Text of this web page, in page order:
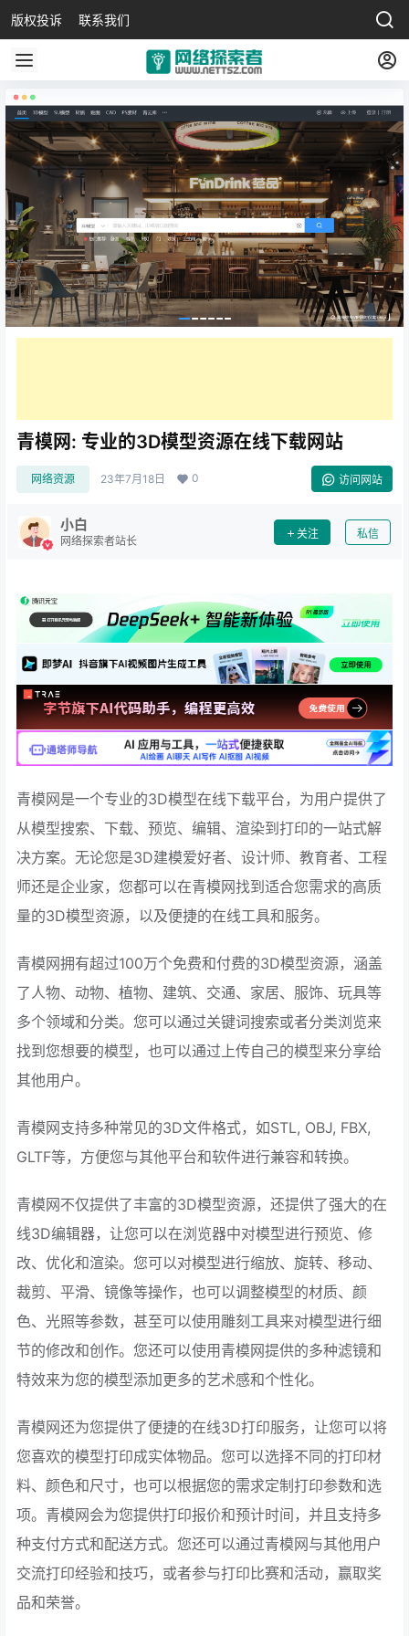
版权投诉 联系我们
青模网: 专业的3D模型资源在线下载网站
网络资源 23年7月18日 0 访问网站
小白
网络探索者站长
关注 私信
青模网是一个专业的3D模型在线下载平台，为用户提供了
从模型搜索、下载、预览、编辑、渲染到打印的一站式解
决方案。无论您是3D建模爱好者、设计师、教育者、工程
师还是企业家，您都可以在青模网找到适合您需求的高质
量的3D模型资源，以及便捷的在线工具和服务。
青模网拥有超过100万个免费和付费的3D模型资源，涵盖
了人物、动物、植物、建筑、交通、家居、服饰、玩具等
多个领域和分类。您可以通过关键词搜索或者分类浏览来
找到您想要的模型，也可以通过上传自己的模型来分享给
其他用户。
青模网支持多种常见的3D文件格式，如STL, OBJ, FBX,
GLTF等，方便您与其他平台和软件进行兼容和转换。
青模网不仅提供了丰富的3D模型资源，还提供了强大的在
线3D编辑器，让您可以在浏览器中对模型进行预览、修
改、优化和渲染。您可以对模型进行缩放、旋转、移动、
裁剪、平滑、镜像等操作，也可以调整模型的材质、颜
色、光照等参数，甚至可以使用雕刻工具来对模型进行细
节的修改和创作。您还可以使用青模网提供的多种滤镜和
特效来为您的模型添加更多的艺术感和个性化。
青模网还为您提供了便捷的在线3D打印服务，让您可以将
您喜欢的模型打印成实体物品。您可以选择不同的打印材
料、颜色和尺寸，也可以根据您的需求定制打印参数和选
项。青模网会为您提供打印报价和预计时间，并且支持多
种支付方式和配送方式。您还可以通过青模网与其他用户
交流打印经验和技巧，或者参与打印比赛和活动，赢取奖
品和荣誉。